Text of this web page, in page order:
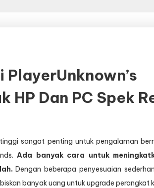
Dan PC Spek
sangat penting untuk pengalaman
Ada banyak cara untuk
Dengan beberapa penyesuaian
banyak uang untuk upgrade perangkat